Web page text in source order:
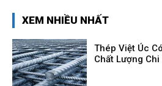
XEM NHIỀU NHẤT
Thép Việt Úc
Chất Lượng Chi